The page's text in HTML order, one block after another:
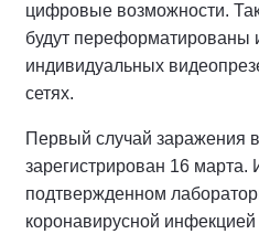
цифровые возможности.
будут
индивидуальных
сетях.
Первый случай заражения
зарегистрирован 16
подтвержденном
коронавирусной